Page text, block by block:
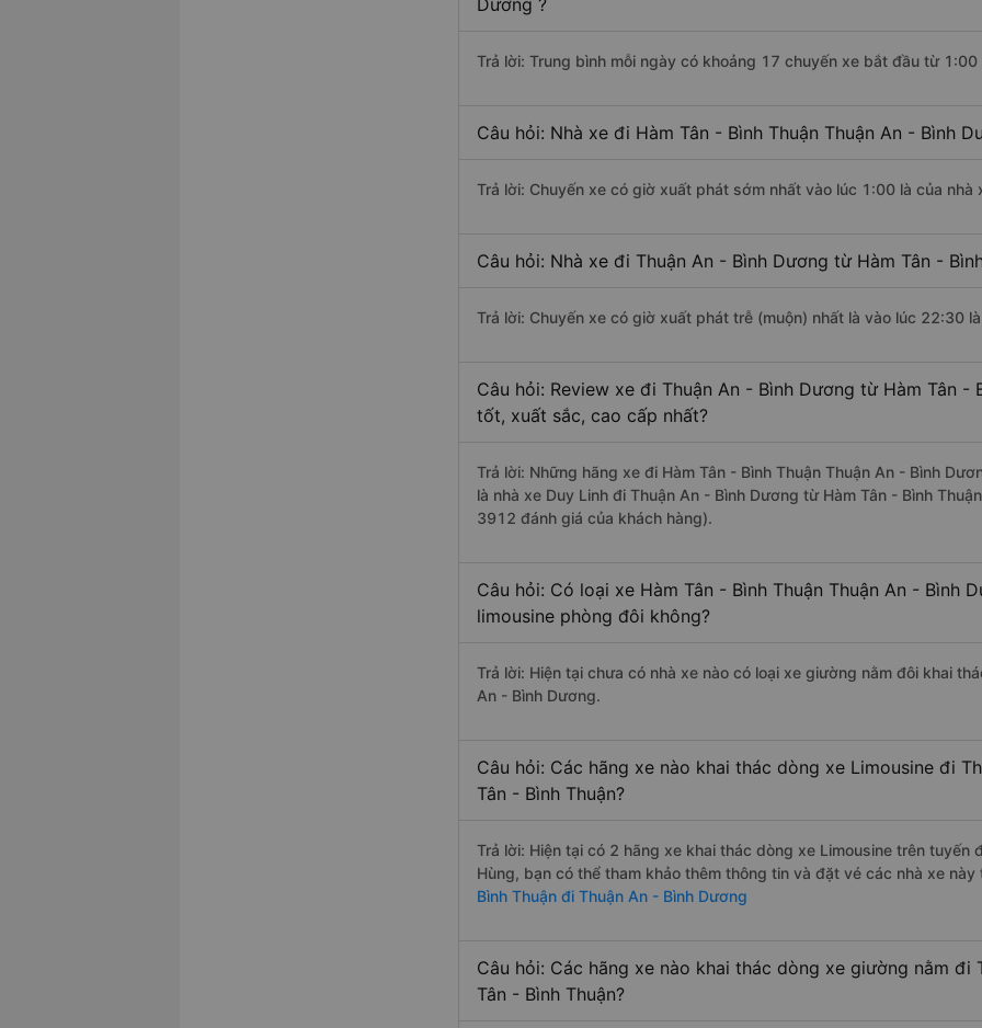
Dương ?
Trả lời: Trung bình mỗi ngày có khoảng 17 chuyến xe bắt đầu từ
Câu hỏi: Nhà xe đi Hàm Tân - Bình Thuận Thuận An - Bình
Trả lời: Chuyến xe có giờ xuất phát sớm nhất vào lúc 1:00 là của nhà
Câu hỏi: Nhà xe đi Thuận An - Bình Dương từ Hàm Tân -
Trả lời: Chuyến xe có giờ xuất phát trễ (muộn) nhất là vào lúc 22:30
Câu hỏi: Review xe đi Thuận An - Bình Dương từ Hàm Tân -
tốt, xuất sắc, cao cấp nhất?
Trả lời: Những hãng xe đi Hàm Tân - Bình Thuận Thuận An - Bình
là nhà xe Duy Linh đi Thuận An - Bình Dương từ Hàm Tân - Bình
3912 đánh giá của khách hàng).
Câu hỏi: Có loại xe Hàm Tân - Bình Thuận Thuận An - Bình
limousine phòng đôi không?
Trả lời: Hiện tại chưa có nhà xe nào có loại xe giường nằm đôi khai
An - Bình Dương.
Câu hỏi: Các hãng xe nào khai thác dòng xe Limousine đi
Tân - Bình Thuận?
Trả lời: Hiện tại có 2 hãng xe khai thác dòng xe Limousine trên tuyến
Hùng, bạn có thể tham khảo thêm thông tin và đặt vé các nhà xe này
Bình Thuận đi Thuận An - Bình Dương
Câu hỏi: Các hãng xe nào khai thác dòng xe giường nằm đi
Tân - Bình Thuận?